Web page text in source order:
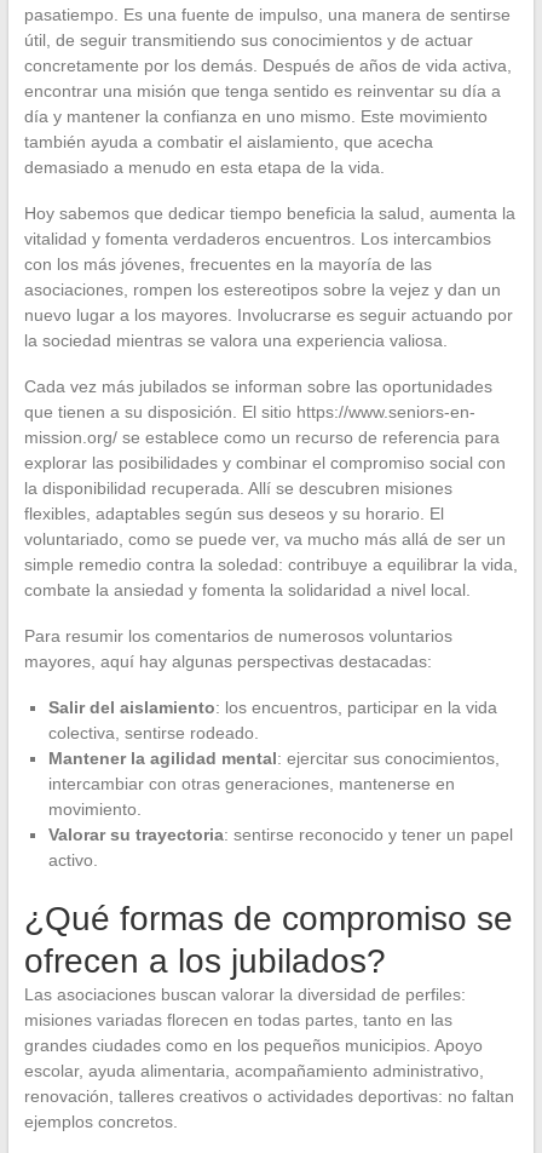
pasatiempo. Es una fuente de impulso, una manera de sentirse
útil, de seguir transmitiendo sus conocimientos y de actuar
concretamente por los demás. Después de años de vida activa,
encontrar una misión que tenga sentido es reinventar su día a
día y mantener la confianza en uno mismo. Este movimiento
también ayuda a combatir el aislamiento, que acecha
demasiado a menudo en esta etapa de la vida.
Hoy sabemos que dedicar tiempo beneficia la salud, aumenta la
vitalidad y fomenta verdaderos encuentros. Los intercambios
con los más jóvenes, frecuentes en la mayoría de las
asociaciones, rompen los estereotipos sobre la vejez y dan un
nuevo lugar a los mayores. Involucrarse es seguir actuando por
la sociedad mientras se valora una experiencia valiosa.
Cada vez más jubilados se informan sobre las oportunidades
que tienen a su disposición. El sitio https://www.seniors-en-
mission.org/ se establece como un recurso de referencia para
explorar las posibilidades y combinar el compromiso social con
la disponibilidad recuperada. Allí se descubren misiones
flexibles, adaptables según sus deseos y su horario. El
voluntariado, como se puede ver, va mucho más allá de ser un
simple remedio contra la soledad: contribuye a equilibrar la vida,
combate la ansiedad y fomenta la solidaridad a nivel local.
Para resumir los comentarios de numerosos voluntarios
mayores, aquí hay algunas perspectivas destacadas:
Salir del aislamiento: los encuentros, participar en la vida
colectiva, sentirse rodeado.
Mantener la agilidad mental: ejercitar sus conocimientos,
intercambiar con otras generaciones, mantenerse en
movimiento.
Valorar su trayectoria: sentirse reconocido y tener un papel
activo.
¿Qué formas de compromiso se
ofrecen a los jubilados?
Las asociaciones buscan valorar la diversidad de perfiles:
misiones variadas florecen en todas partes, tanto en las
grandes ciudades como en los pequeños municipios. Apoyo
escolar, ayuda alimentaria, acompañamiento administrativo,
renovación, talleres creativos o actividades deportivas: no faltan
ejemplos concretos.